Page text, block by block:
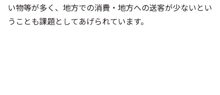
い物等が多く、地方での消費・地方への送客が少ないとい
うことも課題としてあげられています。